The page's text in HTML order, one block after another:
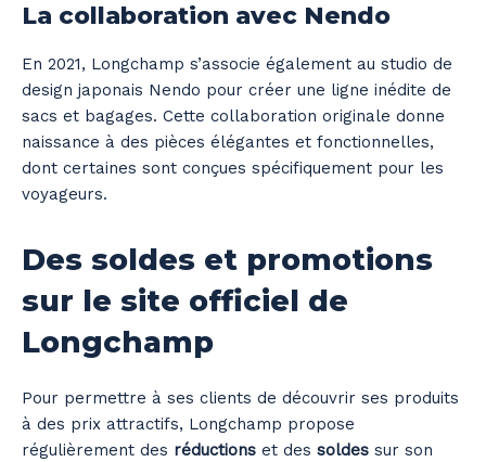
La collaboration avec Nendo
En 2021, Longchamp s’associe également au studio de
design japonais Nendo pour créer une ligne inédite de
sacs et bagages. Cette collaboration originale donne
naissance à des pièces élégantes et fonctionnelles,
dont certaines sont conçues spécifiquement pour les
voyageurs.
Des soldes et promotions
sur le site officiel de
Longchamp
Pour permettre à ses clients de découvrir ses produits
à des prix attractifs, Longchamp propose
régulièrement des réductions et des soldes sur son